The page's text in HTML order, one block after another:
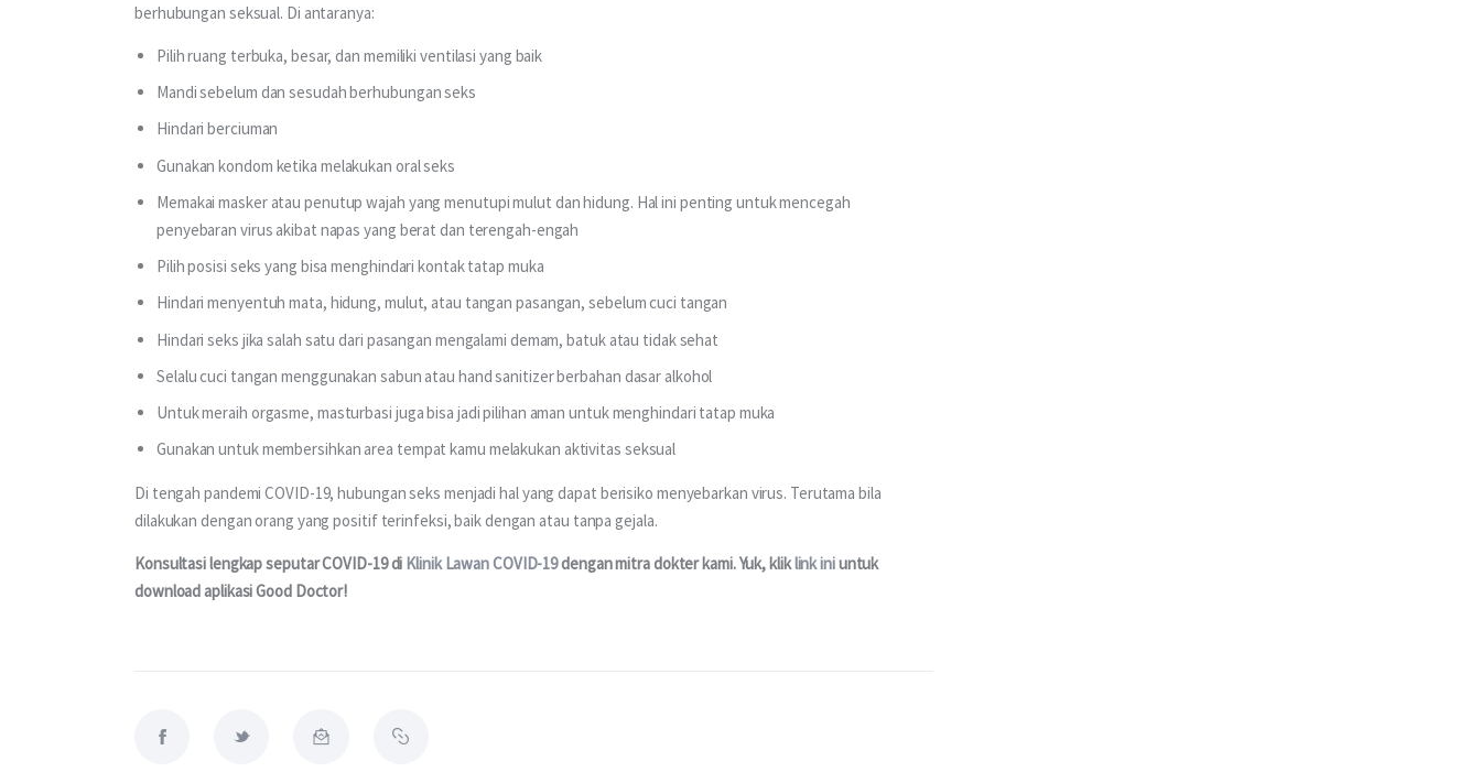
berhubungan seksual. Di antaranya:
Pilih ruang terbuka, besar, dan memiliki ventilasi yang baik
Mandi sebelum dan sesudah berhubungan seks
Hindari berciuman
Gunakan kondom ketika melakukan oral seks
Memakai masker atau penutup wajah yang menutupi mulut dan hidung. Hal ini penting untuk mencegah
penyebaran virus akibat napas yang berat dan terengah-engah
Pilih posisi seks yang bisa menghindari kontak tatap muka
Hindari menyentuh mata, hidung, mulut, atau tangan pasangan, sebelum cuci tangan
Hindari seks jika salah satu dari pasangan mengalami demam, batuk atau tidak sehat
Selalu cuci tangan menggunakan sabun atau hand sanitizer berbahan dasar alkohol
Untuk meraih orgasme, masturbasi juga bisa jadi pilihan aman untuk menghindari tatap muka
Gunakan untuk membersihkan area tempat kamu melakukan aktivitas seksual
Di tengah pandemi COVID-19, hubungan seks menjadi hal yang dapat berisiko menyebarkan virus. Terutama bila
dilakukan dengan orang yang positif terinfeksi, baik dengan atau tanpa gejala.
Konsultasi lengkap seputar COVID-19 di Klinik Lawan COVID-19 dengan mitra dokter kami. Yuk, klik link ini untuk
download aplikasi Good Doctor!